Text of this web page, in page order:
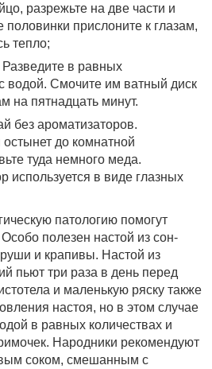
разрежьте на две части и
половинки прислоните к глазам,
тепло;
в равных
водой. Смочите им ватный диск
на пятнадцать минут.
без ароматизаторов.
до комнатной
туда немного меда.
используется в виде глазных
патологию помогут
полезен настой из сон-
и крапивы. Настой из
пьют три раза в день перед
и маленькую ряску также
настоя, но в этом случае
в равных количествах и
Народники рекомендуют
соком, смешанным с